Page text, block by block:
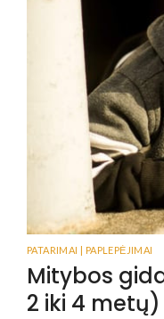
PATARIMAI | PAPLEPĖJIMAI
Mitybos
2 iki 4 metų)